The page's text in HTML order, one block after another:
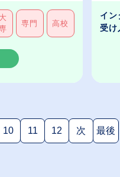
専門 高校
イ
受け
のページ)
10 11 12 次 最後